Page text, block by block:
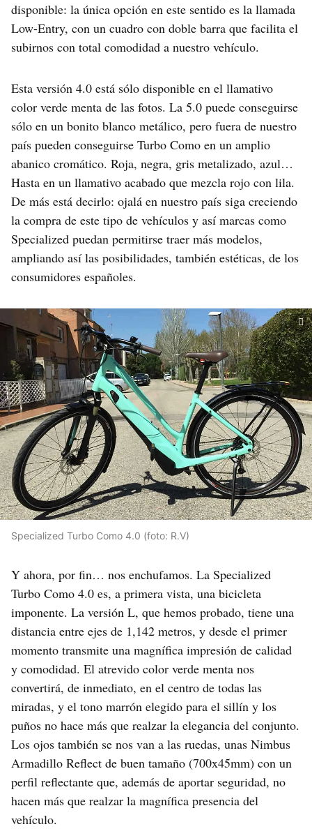
disponible: la única opción en este sentido es la llamada
Low-Entry, con un cuadro con doble barra que facilita el
subirnos con total comodidad a nuestro vehículo.
Esta versión 4.0 está sólo disponible en el llamativo
color verde menta de las fotos. La 5.0 puede conseguirse
sólo en un bonito blanco metálico, pero fuera de nuestro
país pueden conseguirse Turbo Como en un amplio
abanico cromático. Roja, negra, gris metalizado, azul…
Hasta en un llamativo acabado que mezcla rojo con lila.
De más está decirlo: ojalá en nuestro país siga creciendo
la compra de este tipo de vehículos y así marcas como
Specialized puedan permitirse traer más modelos,
ampliando así las posibilidades, también estéticas, de los
consumidores españoles.
Specialized Turbo Como 4.0 (foto: R.V)
Y ahora, por fin… nos enchufamos. La Specialized
Turbo Como 4.0 es, a primera vista, una bicicleta
imponente. La versión L, que hemos probado, tiene una
distancia entre ejes de 1,142 metros, y desde el primer
momento transmite una magnífica impresión de calidad
y comodidad. El atrevido color verde menta nos
convertirá, de inmediato, en el centro de todas las
miradas, y el tono marrón elegido para el sillín y los
puños no hace más que realzar la elegancia del conjunto.
Los ojos también se nos van a las ruedas, unas Nimbus
Armadillo Reflect de buen tamaño (700x45mm) con un
perfil reflectante que, además de aportar seguridad, no
hacen más que realzar la magnífica presencia del
vehículo.